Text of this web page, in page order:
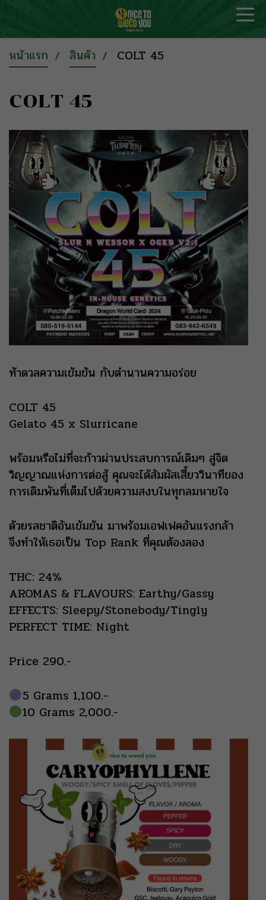
หน้าแรก สินค้า COLT 45
COLT 45
ท้าดวลความเข้มข้น กับตำนานความอร่อย
COLT 45
Gelato 45 x Slurricane
พร้อมหรือไม่ที่จะก้าวผ่านประสบการณ์เดิมๆ สู่จิต
วิญญาณแห่งการต่อสู้ คุณจะได้สัมผัสเสี้ยววินาทีของ
การเดิมพันที่เต็มไปด้วยความสงบในทุกลมหายใจ
ด้วยรสชาติอันเข้มข้น มาพร้อมเอฟเฟคอันแรงกล้า
จึงทำให้เธอเป็น Top Rank ที่คุณต้องลอง
THC: 24%
AROMAS & FLAVOURS: Earthy/Gassy
EFFECTS: Sleepy/Stonebody/Tingly
PERFECT TIME: Night
Price 290.-
5 Grams 1,100.-
10 Grams 2,000.-